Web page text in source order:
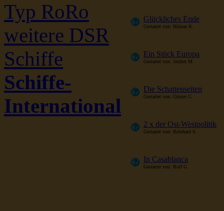
Typ RoRo
weitere DSR
Schiffe
Schiffe-
International
Glückliches Ende
Gestartet von: Hilmar K.
Ein Stück Europa
Gestartet von: Jochen M.
Die Schattenseiten
Gestartet von: Günter G.
2 x der Ost-Westpolitik
Gestartet von: Reinhard S.
In Casablanca
Gestartet von: Rolf G.